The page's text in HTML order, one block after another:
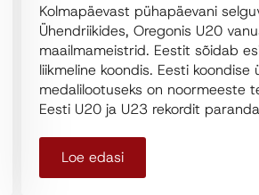
Kolmapäevast pühapäevani
Ühendriikides, Oregonis U20
maailmameistrid. Eestit sõidab
liikmeline koondis. Eesti koondise
medalilootuseks on noormeeste
Eesti U20 ja U23 rekordit
Loe edasi